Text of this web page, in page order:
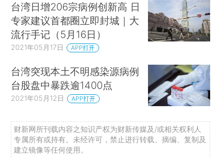
台湾日增206宗病例创新高 日
专家建议首都圈立即封城｜大
流行手记（5月16日）
2021年05月17日 APP打开
台湾突现本土不明感染源病例
台股盘中暴跌逾1400点
2021年05月12日 APP打开
财新网所刊载内容之知识产权为财新传媒及/或相关权利人
专属所有或持有。未经许可，禁止进行转载、摘编、复制及
建立镜像等任何使用。